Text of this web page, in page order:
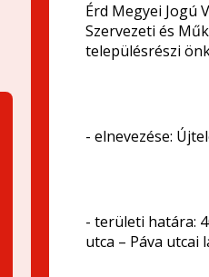
Érd Megyei Jogú
Szervezeti és
településrészi
- elnevezése:
- területi határa:
utca – Páva